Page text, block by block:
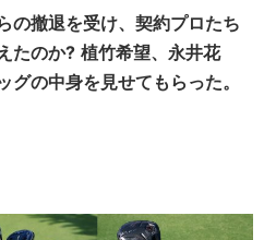
の撤退を受け、契約プロたち
たのか? 植竹希望、永井花
の中身を見せてもらった。